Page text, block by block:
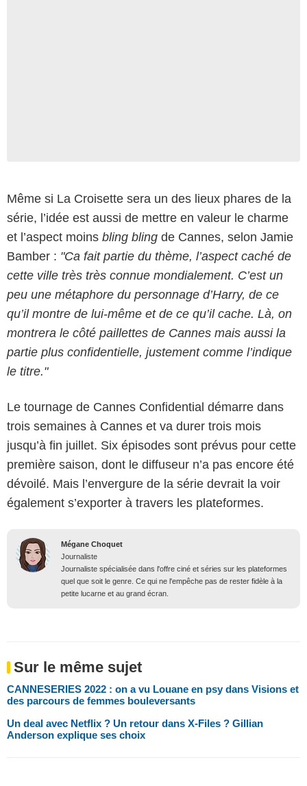
Même si La Croisette sera un des lieux phares de la
série, l’idée est aussi de mettre en valeur le charme
et l’aspect moins bling bling de Cannes, selon Jamie
Bamber : "Ca fait partie du thème, l’aspect caché de
cette ville très très connue mondialement. C’est un
peu une métaphore du personnage d’Harry, de ce
qu’il montre de lui-même et de ce qu’il cache. Là, on
montrera le côté paillettes de Cannes mais aussi la
partie plus confidentielle, justement comme l’indique
le titre."
Le tournage de Cannes Confidential démarre dans
trois semaines à Cannes et va durer trois mois
jusqu’à fin juillet. Six épisodes sont prévus pour cette
première saison, dont le diffuseur n’a pas encore été
dévoilé. Mais l’envergure de la série devrait la voir
également s’exporter à travers les plateformes.
Mégane Choquet
Journaliste
Journaliste spécialisée dans l'offre ciné et séries sur les plateformes
quel que soit le genre. Ce qui ne l'empêche pas de rester fidèle à la
petite lucarne et au grand écran.
Sur le même sujet
CANNESERIES 2022 : on a vu Louane en psy dans Visions et
des parcours de femmes bouleversants
Un deal avec Netflix ? Un retour dans X-Files ? Gillian
Anderson explique ses choix